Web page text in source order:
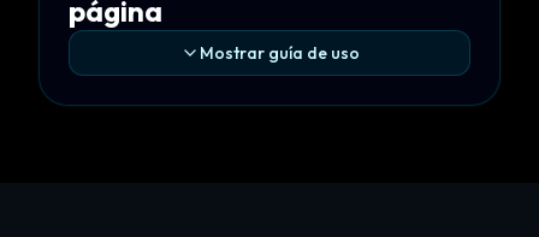
página
Mostrar guía de uso